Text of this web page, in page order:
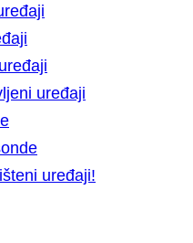
uređaji
uređaji!